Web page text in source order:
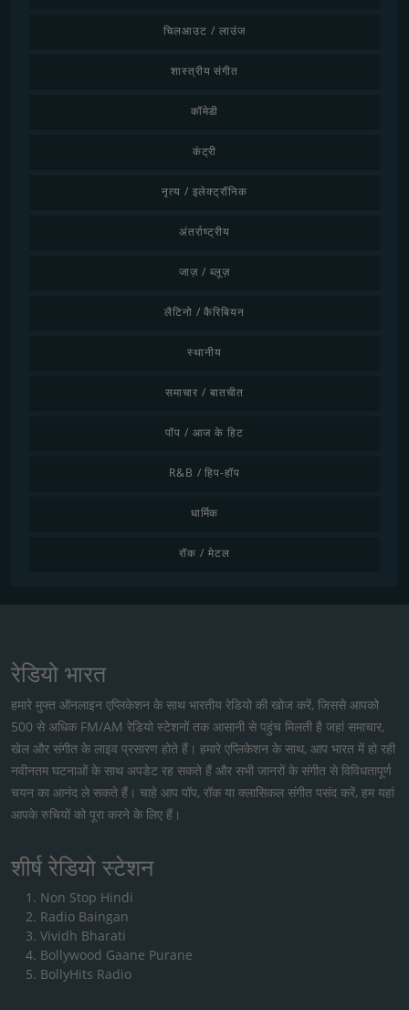
चिलआउट / लाउंज
शास्त्रीय संगीत
कॉमेडी
कंट्री
नृत्य / इलेक्ट्रॉनिक
अंतर्राष्ट्रीय
जाज़ / ब्लूज़
लैटिनो / कैरिबियन
स्थानीय
समाचार / बातचीत
पॉप / आज के हिट
R&B / हिप-हॉप
धार्मिक
रॉक / मेटल
रेडियो भारत
हमारे मुफ्त ऑनलाइन एप्लिकेशन के साथ भारतीय रेडियो की खोज करें, जिससे आपको
500 से अधिक FM/AM रेडियो स्टेशनों तक आसानी से पहुंच मिलती है जहां समाचार,
खेल और संगीत के लाइव प्रसारण होते हैं। हमारे एप्लिकेशन के साथ, आप भारत में हो रही
नवीनतम घटनाओं के साथ अपडेट रह सकते हैं और सभी जानरों के संगीत से विविधतापूर्ण
चयन का आनंद ले सकते हैं। चाहे आप पॉप, रॉक या क्लासिकल संगीत पसंद करें, हम यहां
आपके रुचियों को पूरा करने के लिए हैं।
शीर्ष रेडियो स्टेशन
Non Stop Hindi
Radio Baingan
Vividh Bharati
Bollywood Gaane Purane
BollyHits Radio